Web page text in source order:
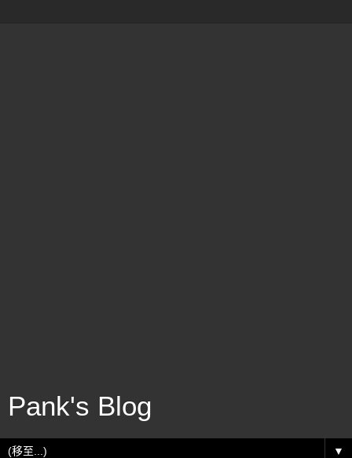
Pank's Blog
▼